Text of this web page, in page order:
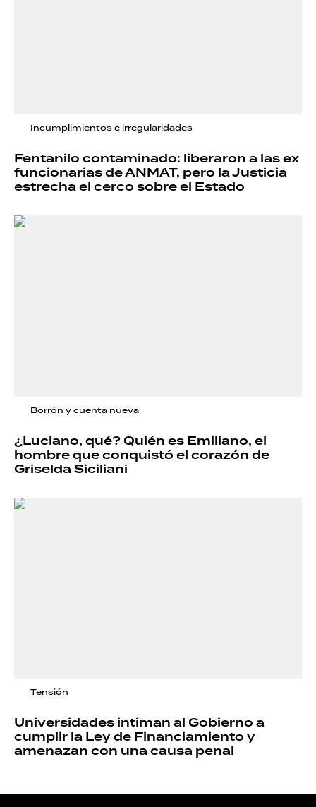
Incumplimientos e irregularidades
Fentanilo contaminado: liberaron a las ex
funcionarias de ANMAT, pero la Justicia
estrecha el cerco sobre el Estado
Borrón y cuenta nueva
¿Luciano, qué? Quién es Emiliano, el
hombre que conquistó el corazón de
Griselda Siciliani
Tensión
Universidades intiman al Gobierno a
cumplir la Ley de Financiamiento y
amenazan con una causa penal